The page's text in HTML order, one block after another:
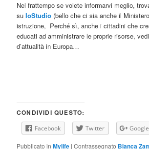
Nel frattempo se volete informarvi meglio,
suIoStudio (bello che ci sia anche il
istruzione, Perché sì, anche i cittadini che
educati ad amministrare le proprie risorse,
d’attualità in Europa…
CONDIVIDI QUESTO:
Facebook Twitter Google
Pubblicato in Mylife |Contrassegnato Blanca